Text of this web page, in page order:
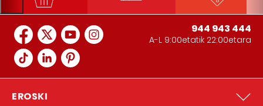
944 943 444
A-L 9:00etatik 22:00etara
EROSKI